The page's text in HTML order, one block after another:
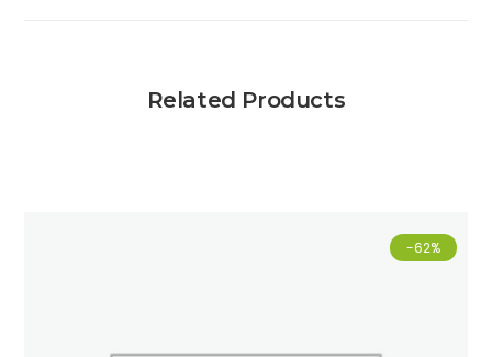
Related Products
-62%